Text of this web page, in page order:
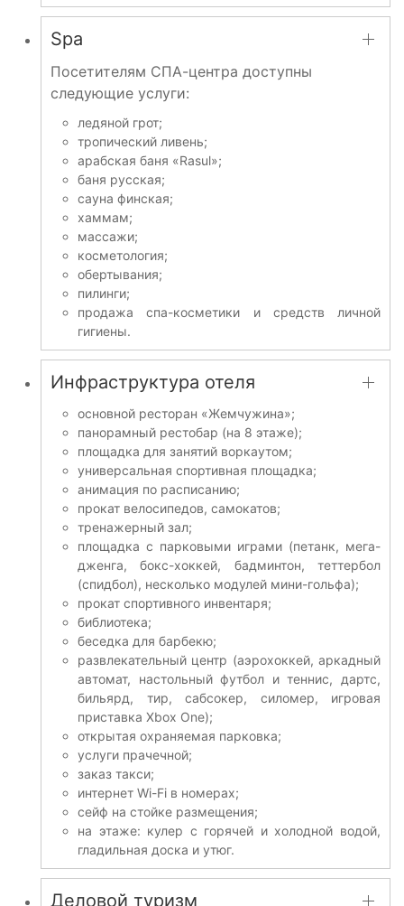
Spa
Посетителям СПА-центра доступны
следующие услуги:
ледяной грот;
тропический ливень;
арабская баня «Rasul»;
баня русская;
сауна финская;
хаммам;
массажи;
косметология;
обертывания;
пилинги;
продажа спа-косметики и средств личной
гигиены.
Инфраструктура отеля
основной ресторан «Жемчужина»;
панорамный рестобар (на 8 этаже);
площадка для занятий воркаутом;
универсальная спортивная площадка;
анимация по расписанию;
прокат велосипедов, самокатов;
тренажерный зал;
площадка с парковыми играми (петанк, мега-
дженга, бокс-хоккей, бадминтон, теттербол
(спидбол), несколько модулей мини-гольфа);
прокат спортивного инвентаря;
библиотека;
беседка для барбекю;
развлекательный центр (аэрохоккей, аркадный
автомат, настольный футбол и теннис, дартс,
бильярд, тир, сабсокер, силомер, игровая
приставка Xbox One);
открытая охраняемая парковка;
услуги прачечной;
заказ такси;
интернет Wi-Fi в номерах;
сейф на стойке размещения;
на этаже: кулер с горячей и холодной водой,
гладильная доска и утюг.
Деловой туризм